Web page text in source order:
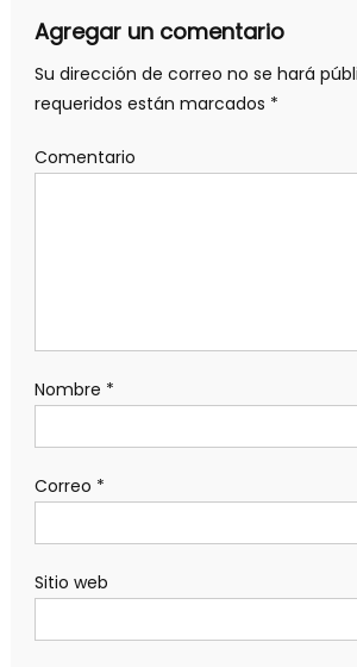
Agregar un comentario
Su dirección de correo no se hará
requeridos están marcados *
Comentario
Nombre *
Correo *
Sitio web